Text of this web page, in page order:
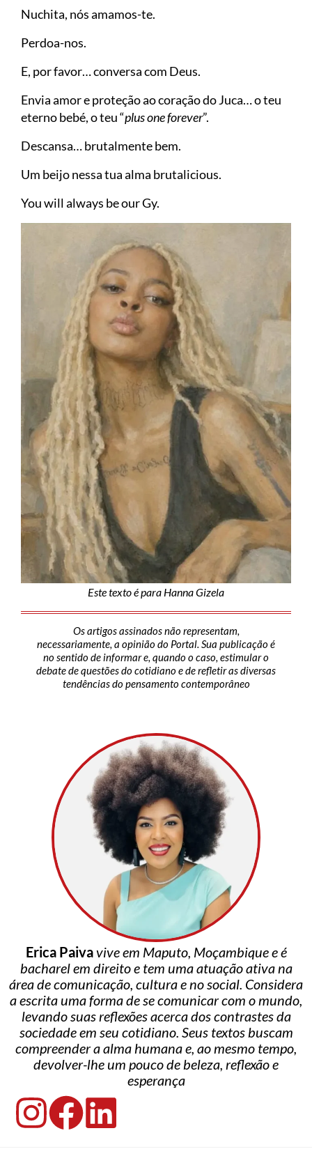
Nuchita, nós amamos-te.
Perdoa-nos.
E, por favor… conversa com Deus.
Envia amor e proteção ao coração do Juca… o teu
eterno bebé, o teu “plus one forever”.
Descansa… brutalmente bem.
Um beijo nessa tua alma brutalicious.
You will always be our Gy.
Este texto é para Hanna Gizela
Os artigos assinados não representam,
necessariamente, a opinião do Portal. Sua publicação é
no sentido de informar e, quando o caso, estimular o
debate de questões do cotidiano e de refletir as diversas
tendências do pensamento contemporâneo
Erica Paivavive em Maputo, Moçambique e é
bacharel em direito e tem uma atuação ativa na
área de comunicação, cultura e no social. Considera
a escrita uma forma de se comunicar com o mundo,
levando suas reflexões acerca dos contrastes da
sociedade em seu cotidiano. Seus textos buscam
compreender a alma humana e, ao mesmo tempo,
devolver-lhe um pouco de beleza, reflexão e
esperança